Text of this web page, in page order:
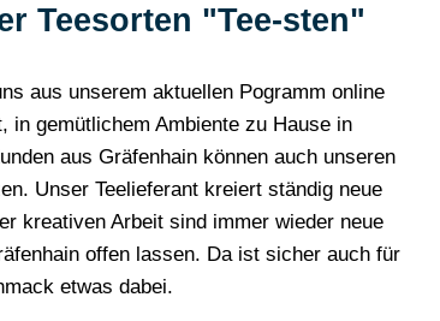
Teesorten "Tee-sten"
aus unserem aktuellen Pogramm online
in gemütlichem Ambiente zu Hause in
aus Gräfenhain können auch unseren
Unser Teelieferant kreiert ständig neue
kreativen Arbeit sind immer wieder neue
offen lassen. Da ist sicher auch für
etwas dabei.